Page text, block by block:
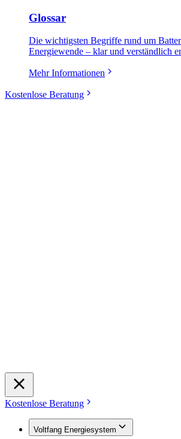
Glossar
Die wichtigsten Begriffe rund um
Energiewende – klar und verständlich
Mehr Informationen
Kostenlose Beratung
Kostenlose Beratung
Voltfang Energiesystem